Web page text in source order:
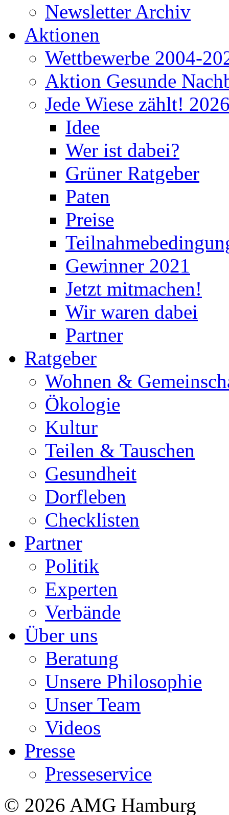
Newsletter Archiv
Aktionen
Wettbewerbe 2004-
Aktion Gesunde
Jede Wiese zählt!
Idee
Wer ist dabei?
Grüner Ratgeber
Paten
Preise
Gewinner 2021
Jetzt mitmachen!
Wir waren dabei
Partner
Ratgeber
Wohnen &
Ökologie
Kultur
Teilen & Tauschen
Gesundheit
Dorfleben
Checklisten
Partner
Politik
Experten
Verbände
Über uns
Beratung
Unsere Philosophie
Unser Team
Videos
Presse
Presseservice
© 2026 AMG Hamburg